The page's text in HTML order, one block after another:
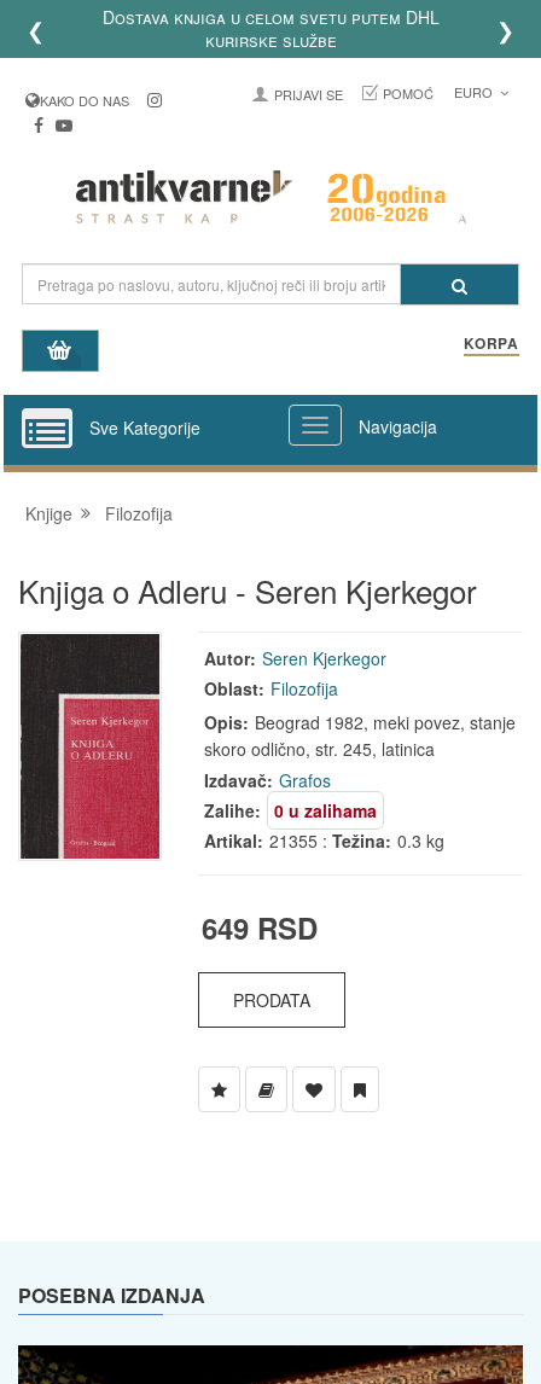
❮
Dostava knjiga u celom svetu putem DHL
kurirske službe
❯
KAKO DO NAS PRIJAVI SE POMOĆ EURO
KORPA
Sve Kategorije Navigacija
Knjige Filozofija
Knjiga o Adleru - Seren Kjerkegor
Autor: Seren Kjerkegor
Oblast: Filozofija
Opis: Beograd 1982, meki povez, stanje
skoro odlično, str. 245, latinica
Izdavač: Grafos
Zalihe:
0 u zalihama
Artikal: 21355 :Težina: 0.3 kg
649 RSD
PRODATA
POSEBNA IZDANJA